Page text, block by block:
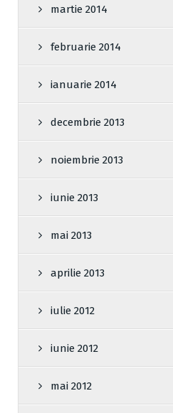
martie 2014
februarie 2014
ianuarie 2014
decembrie 2013
noiembrie 2013
iunie 2013
mai 2013
aprilie 2013
iulie 2012
iunie 2012
mai 2012